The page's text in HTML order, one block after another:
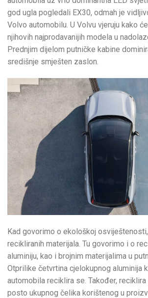
god ugla pogledali EX30, odmah je
Volvo automobilu. U Volvu vjeruju kako
njihovih najprodavanijih modela u
Prednjim dijelom putničke kabine
središnje smješten zaslon.
Kad govorimo o ekološkoj
recikliranih materijala. Tu govorimo i o
aluminiju, kao i brojnim materijalima u
Otprilike četvrtina cjelokupnog aluminija
automobila reciklira se. Također,
posto ukupnog čelika korištenog u